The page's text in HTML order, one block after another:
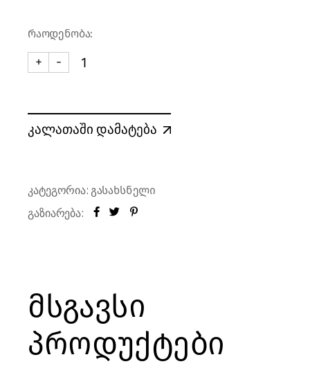
რაოდენობა:
კორპსაძრობი MILANO ორ-ანჯამიანი შავი
-
+
კალათაში დამატება
კატეგორია: გასახსნელი
გაზიარება:
მსგავსი
პროდუქტები